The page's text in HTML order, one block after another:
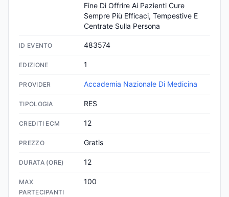
Fine Di Offrire Ai Pazienti Cure
Sempre Più Efficaci, Tempestive E
Centrate Sulla Persona
ID EVENTO 483574
EDIZIONE 1
PROVIDER Accademia Nazionale Di Medicina
TIPOLOGIA RES
CREDITI ECM 12
PREZZO Gratis
DURATA (ORE) 12
MAX
PARTECIPANTI
100